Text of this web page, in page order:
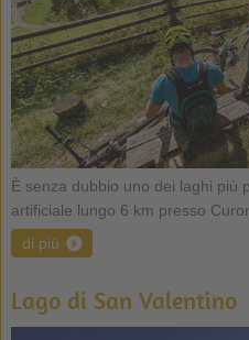
È senza dubbio uno dei laghi più
artificiale lungo 6 km presso Curon
di più
Lago di San Valentino